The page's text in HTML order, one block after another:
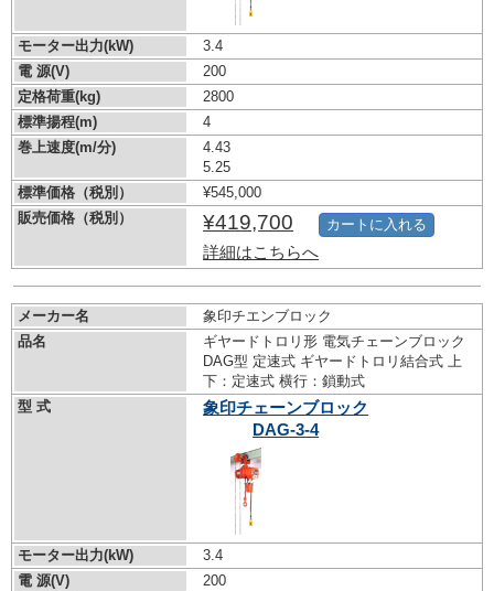
モーター出力(kW)
3.4
電 源(V)
200
定格荷重(kg)
2800
標準揚程(m)
4
巻上速度(m/分)
4.43
5.25
標準価格（税別）
¥545,000
販売価格（税別）
¥419,700
詳細はこちらへ
カートに入れる
メーカー名
象印チエンブロック
品名
ギヤードトロリ形 電気チェーンブロック
DAG型 定速式 ギヤードトロリ結合式 上
下：定速式 横行：鎖動式
型 式
象印チェーンブロック
DAG-3-4
モーター出力(kW)
3.4
電 源(V)
200